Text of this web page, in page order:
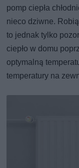
pomp ciepła
nieco dziwne.
to jednak tylko
ciepło w domu
optymalną
temperatury na